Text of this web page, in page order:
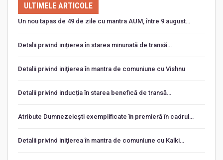
ULTIMELE ARTICOLE
Un nou tapas de 49 de zile cu mantra AUM, între 9 august…
Detalii privind inițierea în starea minunată de transă…
Detalii privind iniţierea în mantra de comuniune cu Vishnu
Detalii privind inducția în starea benefică de transă…
Atribute Dumnezeiești exemplificate în premieră în cadrul…
Detalii privind iniţierea în mantra de comuniune cu Kalki…